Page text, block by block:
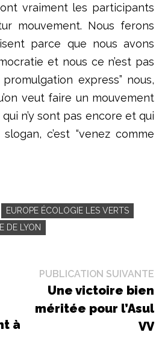
vraiment les participants
mouvement. Nous ferons
parce que nous avons
et nous ce n’est pas
express” nous,
veut faire un mouvement
n’y sont pas encore et qui
c’est “venez comme
EUROPE ÉCOLOGIE LES VERTS
DE LYON
:
à
PUBLICATION SUIVANTE
Une victoire bien
méritée pour l’Asul
VV